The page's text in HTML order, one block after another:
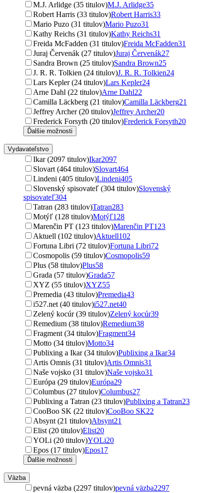
M.J. Arlidge (35 titulov)M.J. Arlidge35
Robert Harris (33 titulov)Robert Harris33
Mario Puzo (31 titulov)Mario Puzo31
Kathy Reichs (31 titulov)Kathy Reichs31
Freida McFadden (31 titulov)Freida McFadden31
Juraj Červenák (27 titulov)Juraj Červenák27
Sandra Brown (25 titulov)Sandra Brown25
J. R. R. Tolkien (24 titulov)J. R. R. Tolkien24
Lars Kepler (24 titulov)Lars Kepler24
Arne Dahl (22 titulov)Arne Dahl22
Camilla Läckberg (21 titulov)Camilla Läckberg21
Jeffrey Archer (20 titulov)Jeffrey Archer20
Frederick Forsyth (20 titulov)Frederick Forsyth20
Ďalšie možnosti
Vydavateľstvo
Ikar (2097 titulov)Ikar2097
Slovart (464 titulov)Slovart464
Lindeni (405 titulov)Lindeni405
Slovenský spisovateľ (304 titulov)Slovenský
spisovateľ304
Tatran (283 titulov)Tatran283
Motýľ (128 titulov)Motýľ128
Marenčin PT (123 titulov)Marenčin PT123
Aktuell (102 titulov)Aktuell102
Fortuna Libri (72 titulov)Fortuna Libri72
Cosmopolis (59 titulov)Cosmopolis59
Plus (58 titulov)Plus58
Grada (57 titulov)Grada57
XYZ (55 titulov)XYZ55
Premedia (43 titulov)Premedia43
i527.net (40 titulov)i527.net40
Zelený kocúr (39 titulov)Zelený kocúr39
Remedium (38 titulov)Remedium38
Fragment (34 titulov)Fragment34
Motto (34 titulov)Motto34
Publixing a Ikar (34 titulov)Publixing a Ikar34
Artis Omnis (31 titulov)Artis Omnis31
Naše vojsko (31 titulov)Naše vojsko31
Európa (29 titulov)Európa29
Columbus (27 titulov)Columbus27
Publixing a Tatran (23 titulov)Publixing a Tatran23
CooBoo SK (22 titulov)CooBoo SK22
Absynt (21 titulov)Absynt21
Elist (20 titulov)Elist20
YOLi (20 titulov)YOLi20
Epos (17 titulov)Epos17
Ďalšie možnosti
Väzba
pevná väzba (2297 titulov)pevná väzba2297